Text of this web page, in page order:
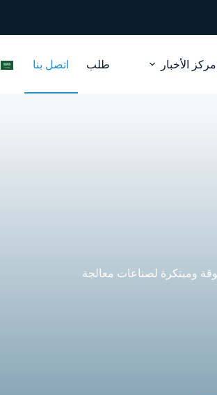
مركز الأخبار طلب اتصل بنا
ومبتكرة لصناعات معالجة